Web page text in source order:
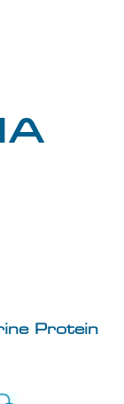
Protein